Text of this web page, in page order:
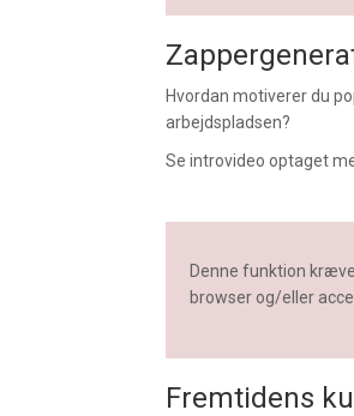
Hvordan motiverer du
arbejdspladsen?
Se introvideo optaget
Denne funktion
browser og/eller
Fremtidens